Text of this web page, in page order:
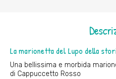
La marionetta del Lupo della
Una bellissima e morbida
di Cappuccetto Rosso